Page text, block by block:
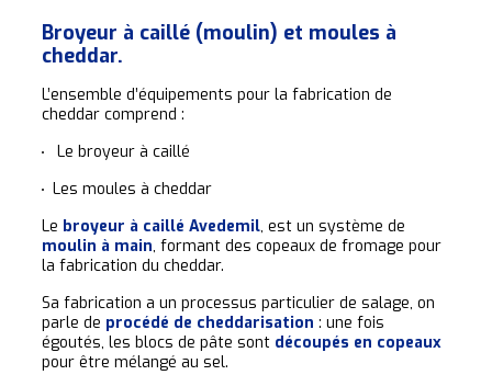
Broyeur à caillé (moulin) et moules à
cheddar.
L’ensemble d’équipements pour la fabrication de
cheddar comprend :
Le broyeur à caillé
Les moules à cheddar
Le broyeur à caillé Avedemil, est un système de
moulin à main, formant des copeaux de fromage pour
la fabrication du cheddar.
Sa fabrication a un processus particulier de salage, on
parle de procédé de cheddarisation : une fois
égoutés, les blocs de pâte sont découpés en copeaux
pour être mélangé au sel.